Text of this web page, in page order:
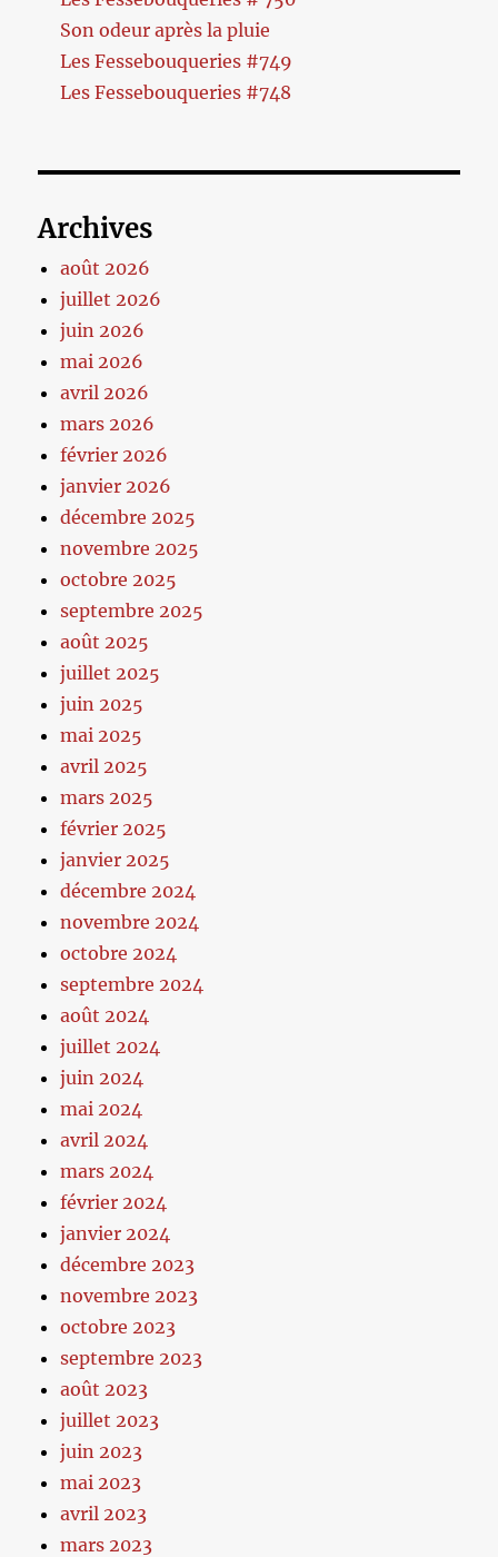
Son odeur après la pluie
Les Fessebouqueries #749
Les Fessebouqueries #748
Archives
août 2026
juillet 2026
juin 2026
mai 2026
avril 2026
mars 2026
février 2026
janvier 2026
décembre 2025
novembre 2025
octobre 2025
septembre 2025
août 2025
juillet 2025
juin 2025
mai 2025
avril 2025
mars 2025
février 2025
janvier 2025
décembre 2024
novembre 2024
octobre 2024
septembre 2024
août 2024
juillet 2024
juin 2024
mai 2024
avril 2024
mars 2024
février 2024
janvier 2024
décembre 2023
novembre 2023
octobre 2023
septembre 2023
août 2023
juillet 2023
juin 2023
mai 2023
avril 2023
mars 2023